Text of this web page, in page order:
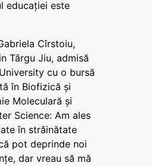
educației este
Cîrstoiu,
Târgu Jiu, admisă
cu o bursă
în Biofizică și
Moleculară și
Science: Am ales
în străinătate
pot deprinde noi
dar vreau să mă